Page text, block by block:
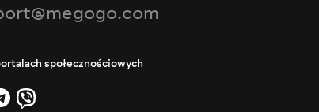
społecznościowych